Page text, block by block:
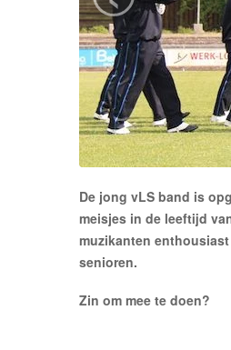
De jong vLS band is
meisjes in de leeftijd
muzikanten
senioren.
Zin om mee te doen?